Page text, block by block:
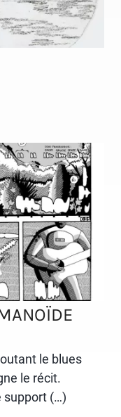
le blues
le récit.
support (…)